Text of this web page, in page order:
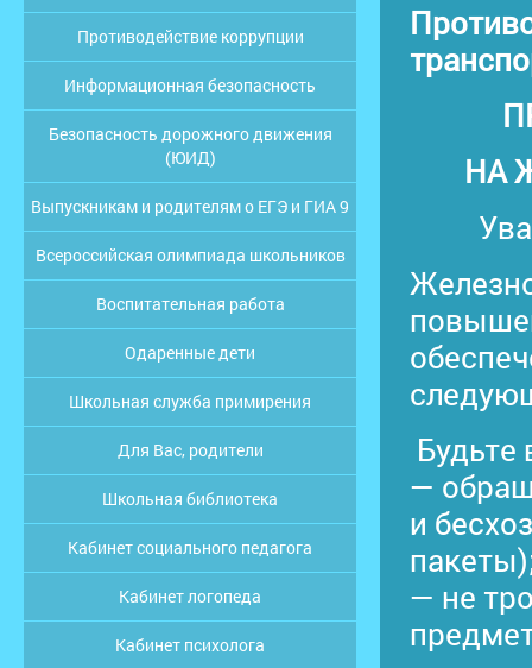
Противодействие коррупции
Информационная безопасность
Безопасность дорожного движения
(ЮИД)
Выпускникам и родителям о ЕГЭ и ГИА 9
Всероссийская олимпиада школьников
Воспитательная работа
Одаренные дети
Школьная служба примирения
Для Вас, родители
Школьная библиотека
Кабинет социального педагога
Кабинет логопеда
Кабинет психолога
НА
—
и
— не